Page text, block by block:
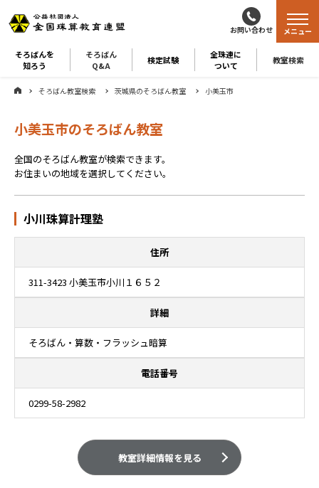
お問い合わせ
そろばんを
知ろう
そろばん
Q&A
検定試験
全珠連に
ついて
教室検索
メニュー
そろばん教室検索 茨城県のそろばん教室 小美玉市
小美玉市のそろばん教室
全国のそろばん教室が検索できます。
お住まいの地域を選択してください。
小川珠算計理塾
住所
311-3423 小美玉市小川１６５２
詳細
そろばん・算数・フラッシュ暗算
電話番号
0299-58-2982
教室詳細情報を見る